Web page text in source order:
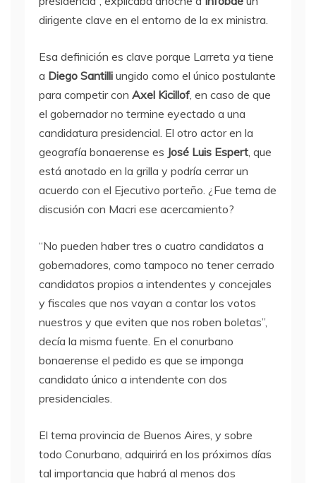
dirigente clave en el entorno de la ex ministra.
Esa definición es clave porque Larreta ya tiene
a Diego Santilli ungido como el único postulante
para competir con Axel Kicillof , en caso de que
el gobernador no termine eyectado a una
candidatura presidencial. El otro actor en la
geografía bonaerense es José Luis Espert , que
está anotado en la grilla y podría cerrar un
acuerdo con el Ejecutivo porteño. ¿Fue tema de
discusión con Macri ese acercamiento?
“No pueden haber tres o cuatro candidatos a
gobernadores, como tampoco no tener cerrado
candidatos propios a intendentes y concejales
y fiscales que nos vayan a contar los votos
nuestros y que eviten que nos roben boletas”,
decía la misma fuente. En el conurbano
bonaerense el pedido es que se imponga
candidato único a intendente con dos
presidenciales.
El tema provincia de Buenos Aires, y sobre
todo Conurbano, adquirirá en los próximos días
tal importancia que habrá al menos dos